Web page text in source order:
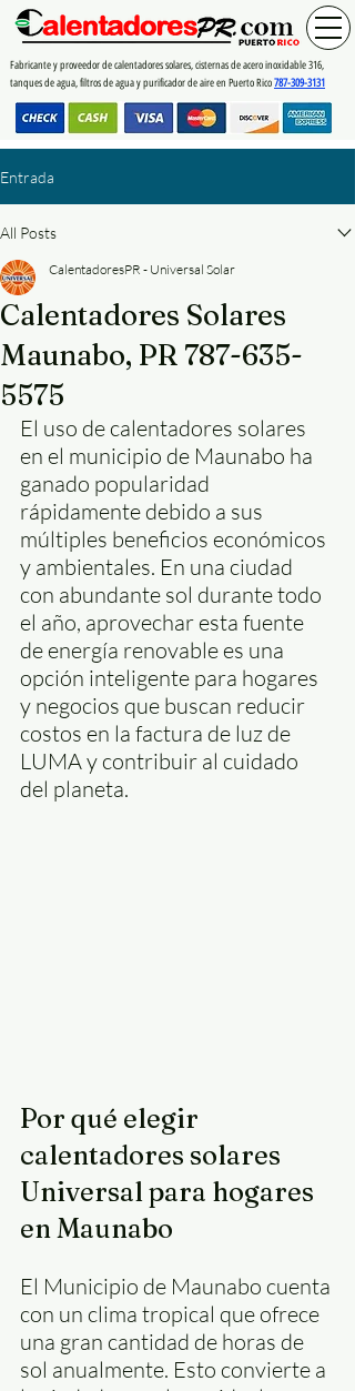
Fabricante y proveedor de calentadores solares, cisternas de acero inoxidable 316,
tanques de agua, filtros de agua y purificador de aire en Puerto Rico787-309-3131
Entrada
All Posts
Calentadores Solares
Maunabo, PR 787-635-
5575
CalentadoresPR - Universal Solar
El uso de calentadores solares
en el municipio de Maunabo ha
ganado popularidad
rápidamente debido a sus
múltiples beneficios económicos
y ambientales. En una ciudad
con abundante sol durante todo
el año, aprovechar esta fuente
de energía renovable es una
opción inteligente para hogares
y negocios que buscan reducir
costos en la factura de luz de
LUMA y contribuir al cuidado
del planeta.
Por qué elegir
calentadores solares
Universal para hogares
en Maunabo
El Municipio de Maunabo cuenta
con un clima tropical que ofrece
una gran cantidad de horas de
sol anualmente. Esto convierte a